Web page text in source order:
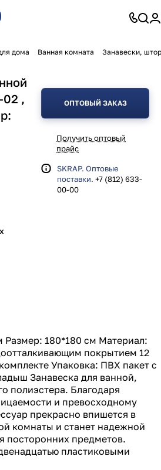
дома Ванная комната Занавески,
02 ,
ОПТОВЫЙ ЗАКАЗ
Получить оптовый
прайс
SKRAP. Оптовые
поставки. +7 (812) 633-
00-00
Размер: 180*180 см Материал:
покрытием 12
Упаковка: ПВХ пакет с
Занавеска для ванной,
полиэстера. Благодаря
и превосходному
прекрасно впишется в
комнаты и станет надежной
посторонних предметов.
пластиковыми